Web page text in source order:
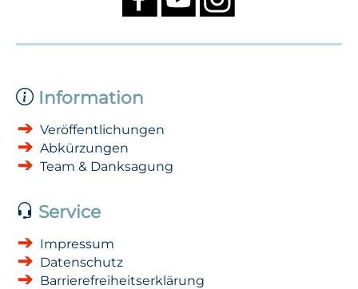
Information
Veröffentlichungen
Abkürzungen
Team & Danksagung
Service
Impressum
Datenschutz
Barrierefreiheitserklärung